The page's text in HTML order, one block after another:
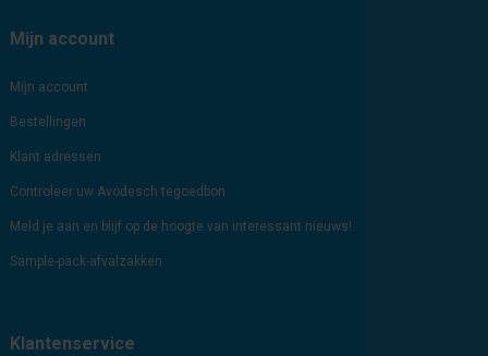
Mijn account
Mijn account
Bestellingen
Klant adressen
Controleer uw Avodesch tegoedbon
Meld je aan en blijf op de hoogte van interessant nieuws!
Sample-pack-afvalzakken
Klantenservice